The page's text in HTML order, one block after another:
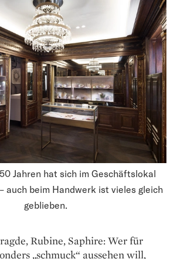
Jahren hat sich im Geschäftslokal
auch beim Handwerk ist vieles gleich
geblieben.
Rubine, Saphire: Wer für
„schmuck“ aussehen will,